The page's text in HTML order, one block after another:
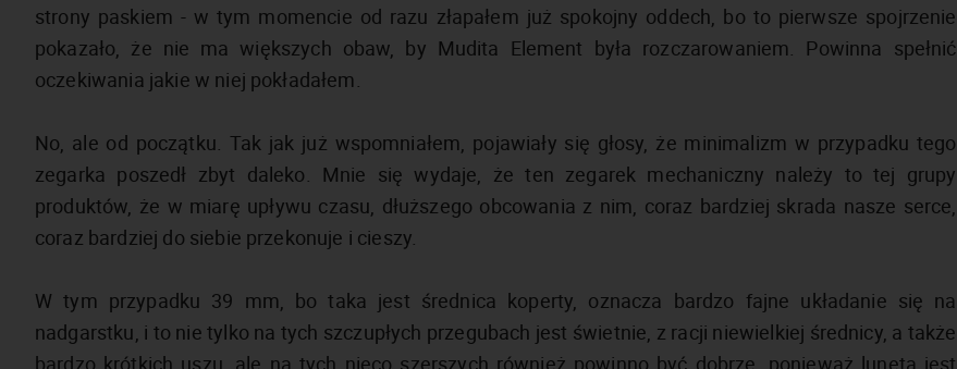
strony paskiem - w tym momencie od razu złapałem już spokojny oddech, bo to pierwsze spojrzenie
pokazało, że nie ma większych obaw, by Mudita Element była rozczarowaniem. Powinna spełnić
oczekiwania jakie w niej pokładałem.
No, ale od początku. Tak jak już wspomniałem, pojawiały się głosy, że minimalizm w przypadku tego
zegarka poszedł zbyt daleko. Mnie się wydaje, że ten zegarek mechaniczny należy to tej grupy
produktów, że w miarę upływu czasu, dłuższego obcowania z nim, coraz bardziej skrada nasze serce,
coraz bardziej do siebie przekonuje i cieszy.
W tym przypadku 39 mm, bo taka jest średnica koperty, oznacza bardzo fajne układanie się na
nadgarstku, i to nie tylko na tych szczupłych przegubach jest świetnie, z racji niewielkiej średnicy, a także